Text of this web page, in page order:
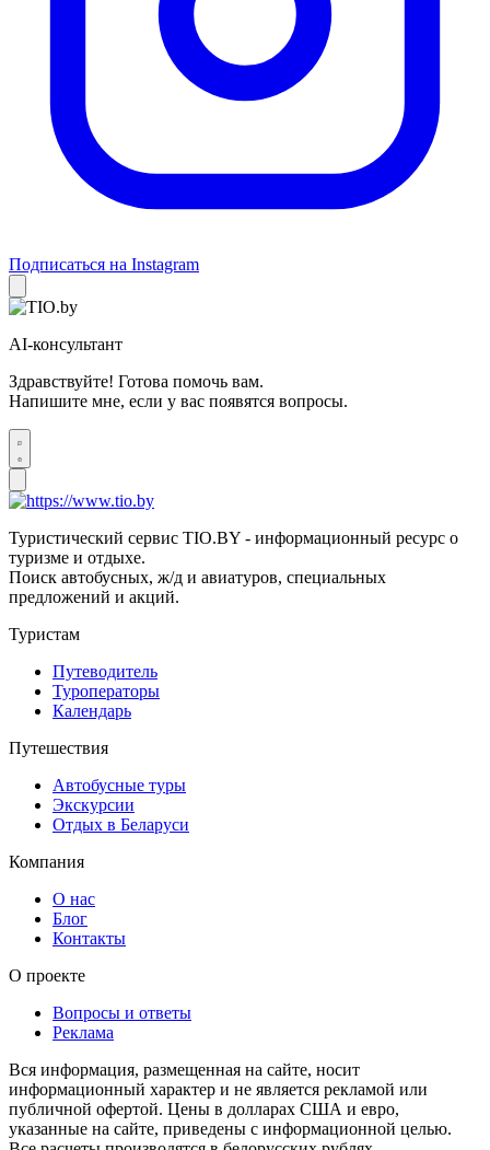
Подписаться на Instagram
AI-консультант
Здравствуйте! Готова помочь вам.
Напишите мне, если у вас появятся вопросы.
Туристический сервис TIO.BY - информационный ресурс о
туризме и отдыхе.
Поиск автобусных, ж/д и авиатуров, специальных
предложений и акций.
Туристам
Путеводитель
Туроператоры
Календарь
Путешествия
Автобусные туры
Экскурсии
Отдых в Беларуси
Компания
О нас
Блог
Контакты
О проекте
Вопросы и ответы
Реклама
Вся информация, размещенная на сайте, носит
информационный характер и не является рекламой или
публичной офертой. Цены в долларах США и евро,
указанные на сайте, приведены с информационной целью.